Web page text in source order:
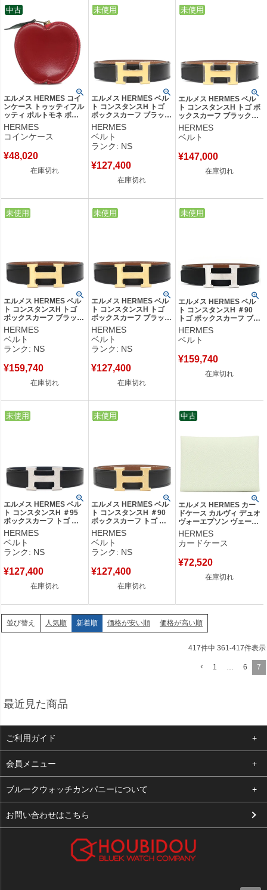
エルメス HERMES コイ
ンケース トゥッティフル
ッティ ポルトモネ ボッ
クスカーフ レッド ゴー
ルド金具 リンゴモチーフ
〇T刻印 【箱】 【中古】
HERMES
コインケース
¥48,020
在庫切れ
中古
エルメス HERMES ベル
ト コンスタンスH トゴ
ボックスカーフ ブラック
×ゴールド #85 ゴールド
金具 新品 未使用 Hバッ
クル リバーシブル W刻印
(2024年製) 【箱】 【中
HERMES
ベルト
ランク: NS
¥127,400
在庫切れ
中古
未使用
エルメス HERMES ベル
ト コンスタンスH トゴ ボ
ックスカーフ ブラック×
ゴールド #80 ゴールド金
具 新品 未使用 Hバックル
リバーシブル K刻印
古】
HERMES
ベルト
¥147,000
在庫切れ
中古
未使用
エルメス HERMES ベル
ト コンスタンスH トゴ
ボックスカーフ ブラック
×ゴールド #95 マットゴ
ールド金具 新品 未使用
ベルトバックル レザーベ
ルト キット W刻印(2024
使用保管品
HERMES
ベルト
ランク: NS
¥159,740
在庫切れ
中古
未使用
エルメス HERMES ベル
ト コンスタンスH トゴ
ボックスカーフ ブラック
×ゴールド #85 マットゴ
ールド金具 新品 未使用
Hバックル ベルトバック
ル レザーベルト キット
【中古】未使用保管品
HERMES
ベルト
ランク: NS
¥127,400
在庫切れ
中古
未使用
エルメス HERMES ベル
ト コンスタンスH ＃90
トゴ ボックスカーフ ブラ
ック×ゴールド #90 マッ
トシルバー金具 新品未使
用 Hバックル ベルトバッ
K刻印(2025年製) 【箱】
HERMES
ベルト
¥159,740
在庫切れ
中古
未使用
エルメス HERMES ベル
ト コンスタンスH ＃95
ボックスカーフ トゴ ブ
ラック×ブルーニュイ
#95 マットシルバー金具
新品 未使用 Hバックル
ベルトバックル キット W
HERMES
ベルト
ランク: NS
¥127,400
在庫切れ
中古
未使用
エルメス HERMES ベル
ト コンスタンスH ＃90
ボックスカーフ トゴ ブ
ラック×ゴールド #90 マ
ットゴールド金具 新品
未使用 2025年製 Hバッ
クル K 【箱】 【中古】
HERMES
ベルト
ランク: NS
¥127,400
在庫切れ
中古
未使用
エルメス HERMES カー
ドケース カルヴィ デュオ
ヴォーエプソン ヴェール
フィズ シルバー金具 薄緑
フラグメントケース B刻
印(2023年製) 【箱】 【中
HERMES
カードケース
¥72,520
在庫切れ
中古
並び替え 人気順 新着順 価格が安い順 価格が高い順
417件中 361 -417件表示
1 6 7
最近見た商品
ご利用ガイド
よくある質問
支払い・送料
お客様の声
会員メニュー
ログイン
お気に入り
ブルークウォッチカンパニーについて
会社概要
お問い合わせはこちら